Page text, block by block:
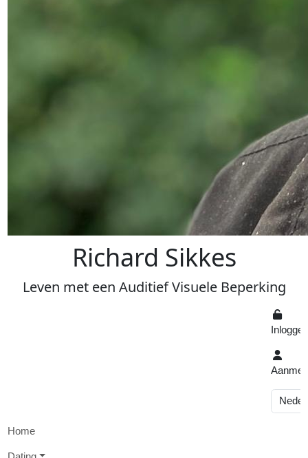
Richard Sikkes
Leven met een AuditiefVisuele Beperking
Home